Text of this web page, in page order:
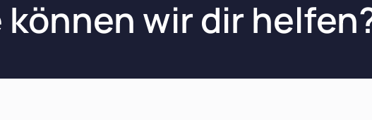
können wir dir